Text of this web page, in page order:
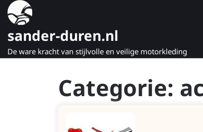
Naar
de
gaansander-duren.nl
De ware kracht van stijlvolle en veilige motorkleding
Categorie: